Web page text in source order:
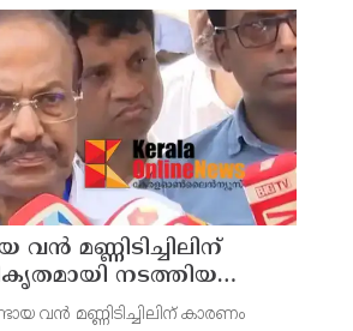
എ ആതിര
മണ്ണിടിച്ചിലിന്
നടത്തിയ
പി.കെ.
വൻ മണ്ണിടിച്ചിലിന് കാരണം